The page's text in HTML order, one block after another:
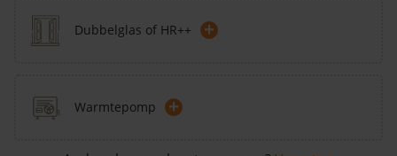
Dubbelglas of HR++ +
Warmtepomp +